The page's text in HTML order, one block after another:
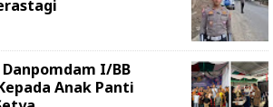
I/BB
Anak Panti